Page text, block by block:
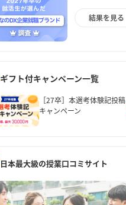
結果を見る
ギフト付キャンペーン一覧
［27卒］本選考体験記投稿
キャンペーン
日本最大級の授業口コミサイト